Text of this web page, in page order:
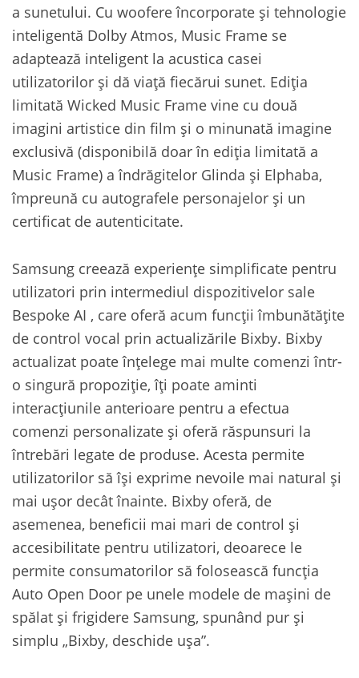
a sunetului. Cu woofere încorporate și tehnologie
inteligentă Dolby Atmos, Music Frame se
adaptează inteligent la acustica casei
utilizatorilor și dă viață fiecărui sunet. Ediția
limitată Wicked Music Frame vine cu două
imagini artistice din film și o minunată imagine
exclusivă (disponibilă doar în ediția limitată a
Music Frame) a îndrăgitelor Glinda și Elphaba,
împreună cu autografele personajelor și un
certificat de autenticitate.
Samsung creează experiențe simplificate pentru
utilizatori prin intermediul dispozitivelor sale
Bespoke AI , care oferă acum funcții îmbunătățite
de control vocal prin actualizările Bixby. Bixby
actualizat poate înțelege mai multe comenzi într-
o singură propoziție, îți poate aminti
interacțiunile anterioare pentru a efectua
comenzi personalizate și oferă răspunsuri la
întrebări legate de produse. Acesta permite
utilizatorilor să își exprime nevoile mai natural și
mai ușor decât înainte. Bixby oferă, de
asemenea, beneficii mai mari de control și
accesibilitate pentru utilizatori, deoarece le
permite consumatorilor să folosească funcția
Auto Open Door pe unele modele de mașini de
spălat și frigidere Samsung, spunând pur și
simplu „Bixby, deschide ușa”.